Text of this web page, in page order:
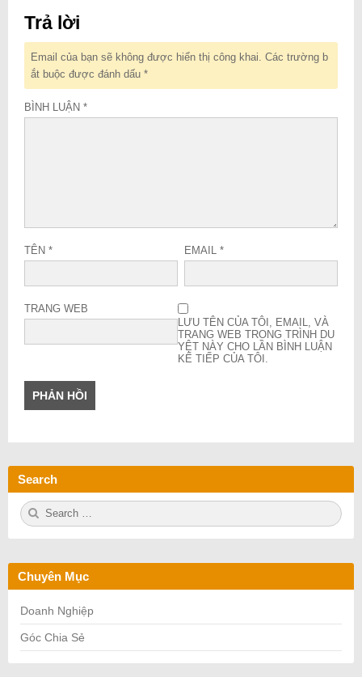
Trả lời
Email của bạn sẽ không được hiển thị công khai. Các trường b
ắt buộc được đánh dấu *
BÌNH LUẬN *
TÊN * EMAIL *
TRANG WEB
LƯU TÊN CỦA TÔI, EMAIL, VÀ
TRANG WEB TRONG TRÌNH DU
YỆT NÀY CHO LẦN BÌNH LUẬN
KẾ TIẾP CỦA TÔI.
Search
S
e
h
f
r:
Chuyên Mục
Doanh Nghiệp
Góc Chia Sẻ